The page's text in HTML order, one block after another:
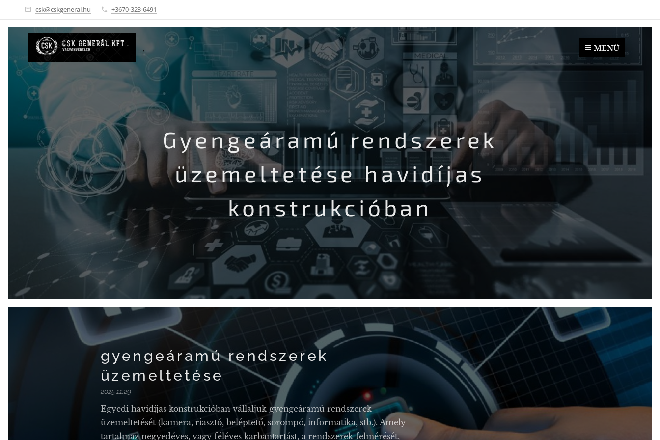
csk@cskgeneral.hu +3670-323-6491
. MENÜ
Gyengeáramú rendszerek
üzemeltetése havidíjas
konstrukcióban
gyengeáramú rendszerek
üzemeltetése
2025.11.29
Egyedi havidíjas konstrukcióban vállaljuk gyengeáramú rendszerek
üzemeltetését (kamera, riasztó, beléptető, sorompó, informatika, stb.). Amely
tartalmaz negyedéves, vagy féléves karbantartást, a rendszerek felmérését,